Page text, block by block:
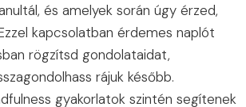
és amelyek során úgy érzed,
kapcsolatban érdemes naplót
rögzítsd gondolataidat,
rájuk később.
gyakorlatok szintén segítenek